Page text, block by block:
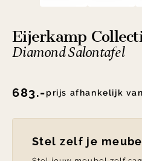
Eijerkamp
Diamond Salontafel
683.-prijs afhankelijk
Stel zelf je